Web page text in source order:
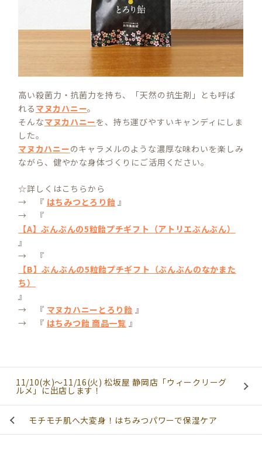
高い殺菌力・抗菌力を持ち、「天然の抗生剤」とも呼ば
れる マヌカハニー。
そんなマヌカハニーを、持ち運びやすいキャンディにしま
した。
マヌカハニーのキャラメルのような濃厚な味わいを楽しみ
ながら、健やかな身体づくりにご活用ください。
☆詳しくはこちらから
→ 『 はちみつとろり飴 』
→ 『
【A】ぶんぶんの5粒飴プチギフト（アトリエぶんぶん）
』
→ 『
【B】ぶんぶんの5粒飴プチギフト（ぶんぶんのなかまた
ち）
』
→ 『 マヌカハニーとろり飴 』
→ 『 はちみつ飴 商品一覧 』
11/10(水)～11/16(火) 松坂屋 静岡店「ウィークリーグ
ルメ」に出店します！
モチモチ肌へ大変身！はちみつパワーで保湿ケア